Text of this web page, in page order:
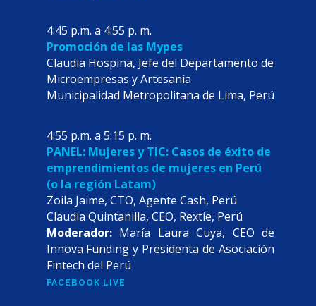
4:45 p.m. a 4:55 p. m.
Promoción de las Mypes
Claudia Hospina, Jefe del Departamento de
Microempresas y Artesanía
Municipalidad Metropolitana de Lima, Perú
4:55 p.m. a 5:15 p. m.
PANEL: Mujeres y TIC: Casos de éxito de
emprendimientos de mujeres en Perú
(o la región Latam)
Zoila Jaime, CTO, Agente Cash, Perú
Claudia Quintanilla, CEO, Rextie, Perú
Moderador:María Laura Cuya, CEO de
Innova Funding y Presidenta de Asociación
Fintech del Perú
FACEBOOK LIVE